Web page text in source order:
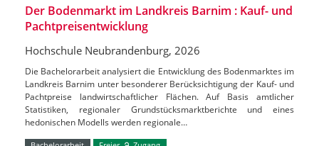
Der Bodenmarkt im Landkreis Barnim : Kauf- und
Pachtpreisentwicklung
Hochschule Neubrandenburg, 2026
Die Bachelorarbeit analysiert die Entwicklung des Bodenmarktes im
Landkreis Barnim unter besonderer Berücksichtigung der Kauf- und
Pachtpreise landwirtschaftlicher Flächen. Auf Basis amtlicher
Statistiken, regionaler Grundstücksmarktberichte und eines
hedonischen Modells werden regionale…